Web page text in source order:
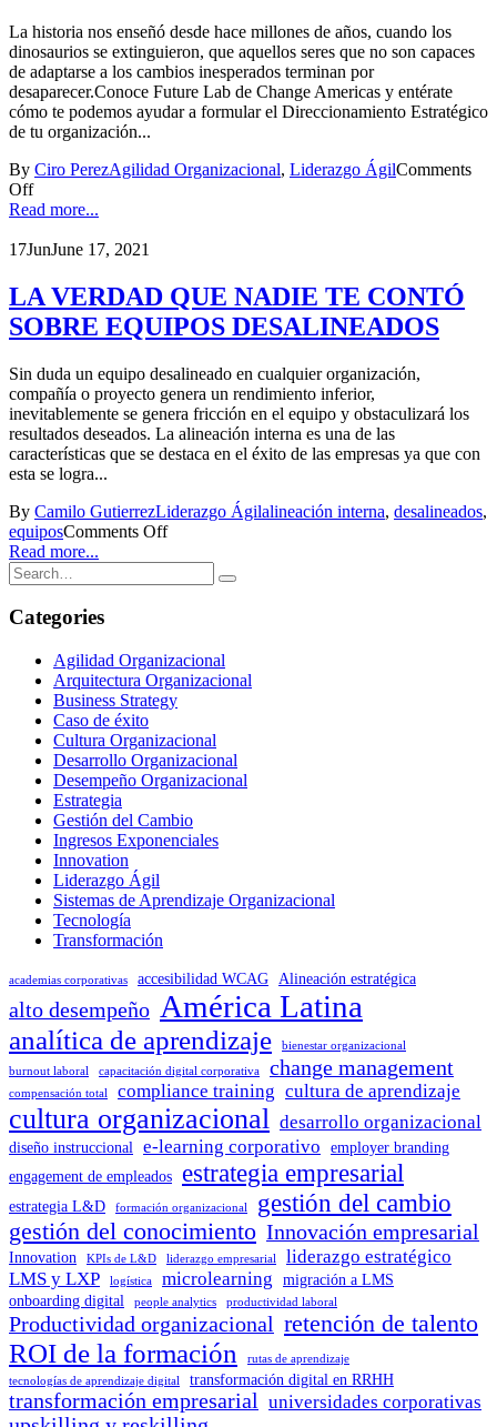
La historia nos enseñó desde hace millones de años, cuando los
dinosaurios se extinguieron, que aquellos seres que no son capaces
de adaptarse a los cambios inesperados terminan por
desaparecer.Conoce Future Lab de Change Americas y entérate
cómo te podemos ayudar a formular el Direccionamiento Estratégico
de tu organización...
By Ciro PerezAgilidad Organizacional, Liderazgo ÁgilComments
Off
Read more...
17JunJune 17, 2021
LA VERDAD QUE NADIE TE CONTÓ
SOBRE EQUIPOS DESALINEADOS
Sin duda un equipo desalineado en cualquier organización,
compañía o proyecto genera un rendimiento inferior,
inevitablemente se genera fricción en el equipo y obstaculizará los
resultados deseados. La alineación interna es una de las
características que se destaca en el éxito de las empresas ya que con
esta se logra...
By Camilo GutierrezLiderazgo Ágilalineación interna, desalineados,
equiposComments Off
Read more...
Categories
Agilidad Organizacional
Arquitectura Organizacional
Business Strategy
Caso de éxito
Cultura Organizacional
Desarrollo Organizacional
Desempeño Organizacional
Estrategia
Gestión del Cambio
Ingresos Exponenciales
Innovation
Liderazgo Ágil
Sistemas de Aprendizaje Organizacional
Tecnología
Transformación
academias corporativas accesibilidad WCAG Alineación estratégica
alto desempeño América Latina
analítica de aprendizaje bienestar organizacional
burnout laboral capacitación digital corporativa change management
compensación total compliance training cultura de aprendizaje
cultura organizacional desarrollo organizacional
diseño instruccional e-learning corporativo
employer branding
engagement de empleados
estrategia empresarial
estrategia L&D formación organizacional gestión del cambio
gestión del conocimiento Innovación empresarial
Innovation KPIs de L&D liderazgo empresarial
liderazgo estratégico
LMS y LXP
logística microlearning
migración a LMS
onboarding digital
people analytics productividad laboral
Productividad organizacional retención de talento
ROI de la formación
rutas de aprendizaje
tecnologías de aprendizaje digital
transformación digital en RRHH
transformación empresarial universidades corporativas